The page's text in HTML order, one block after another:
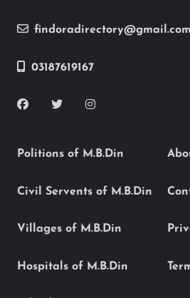
findoradirectory@gmail.com
03187619167
Politions of M.B.Din
Civil Servents of M.B.Din
Villages of M.B.Din
Hospitals of M.B.Din